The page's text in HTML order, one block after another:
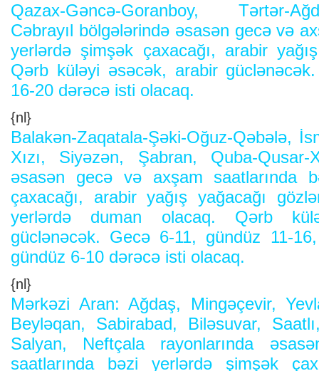
Qazax-Gəncə-Goranboy, Tərtər-
Cəbrayıl bölgələrində əsasən gecə və
yerlərdə şimşək çaxacağı, arabir
Qərb küləyi əsəcək, arabir
16-20 dərəcə isti olacaq.
{nl}
Balakən-Zaqatala-Şəki-Oğuz-Qəbələ,
Xızı, Siyəzən, Şabran, Quba-Qusar-
əsasən gecə və axşam saatlarında
çaxacağı, arabir yağış yağacağı
yerlərdə duman olacaq. Qərb
güclənəcək. Gecə 6-11, gündüz 11-
gündüz 6-10 dərəcə isti olacaq.
{nl}
Mərkəzi Aran: Ağdaş, Mingəçevir,
Beyləqan, Sabirabad, Biləsuvar,
Salyan, Neftçala rayonlarında
saatlarında bəzi yerlərdə şimşək